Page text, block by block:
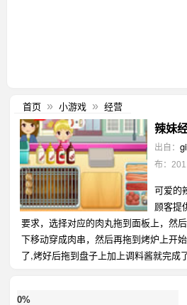
首页 » 小游戏 » 经营
辣妹
出自：
布：
可爱的
顾客提
要求，选择对应的肉丸拖到面板上，然
下移动穿成肉串，然后再拖到烤炉上开
了,烤好后拖到盘子上加上调料酱就完成
0%